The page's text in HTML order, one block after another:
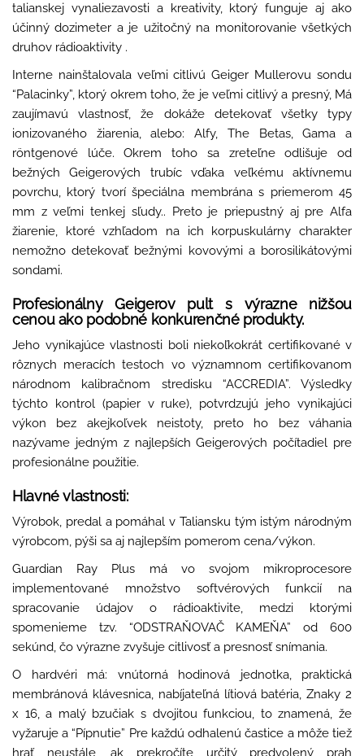
talianskej vynaliezavosti a kreativity, ktorý funguje aj ako
účinný dozimeter a je užitočný na monitorovanie všetkých
druhov rádioaktivity .
Interne nainštalovala veľmi citlivú Geiger Mullerovu sondu
“Palacinky”, ktorý okrem toho, že je veľmi citlivý a presný, Má
zaujímavú vlastnosť, že dokáže detekovať všetky typy
ionizovaného žiarenia, alebo: Alfy, The Betas, Gama a
röntgenové lúče. Okrem toho sa zreteľne odlišuje od
bežných Geigerových trubíc vďaka veľkému aktívnemu
povrchu, ktorý tvorí špeciálna membrána s priemerom 45
mm z veľmi tenkej sľudy.. Preto je priepustný aj pre Alfa
žiarenie, ktoré vzhľadom na ich korpuskulárny charakter
nemožno detekovať bežnými kovovými a borosilikátovými
sondami.
Profesionálny Geigerov pult s výrazne nižšou
cenou ako podobné konkurenčné produkty.
Jeho vynikajúce vlastnosti boli niekoľkokrát certifikované v
rôznych meracích testoch vo významnom certifikovanom
národnom kalibračnom stredisku “ACCREDIA”. Výsledky
týchto kontrol (papier v ruke), potvrdzujú jeho vynikajúci
výkon bez akejkoľvek neistoty, preto ho bez váhania
nazývame jedným z najlepších Geigerových počítadiel pre
profesionálne použitie.
Hlavné vlastnosti:
Výrobok, predal a pomáhal v Taliansku tým istým národným
výrobcom, pýši sa aj najlepším pomerom cena/výkon.
Guardian Ray Plus má vo svojom mikroprocesore
implementované množstvo softvérových funkcií na
spracovanie údajov o rádioaktivite, medzi ktorými
spomenieme tzv. “ODSTRAŇOVAČ KAMEŇA” od 600
sekúnd, čo výrazne zvyšuje citlivosť a presnosť snímania.
O hardvéri má: vnútorná hodinová jednotka, praktická
membránová klávesnica, nabíjateľná lítiová batéria, Znaky 2
x 16, a malý bzučiak s dvojitou funkciou, to znamená, že
vyžaruje a “Pípnutie” Pre každú odhalenú častice a môže tiež
hrať neustále, ak prekročíte určitý predvolený prah